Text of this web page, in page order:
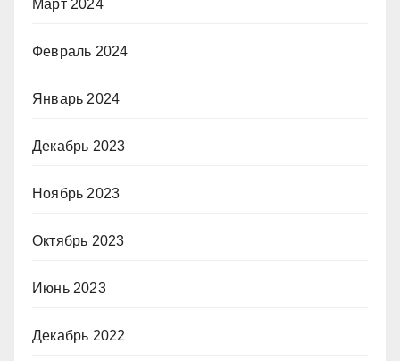
Март 2024
Февраль 2024
Январь 2024
Декабрь 2023
Ноябрь 2023
Октябрь 2023
Июнь 2023
Декабрь 2022